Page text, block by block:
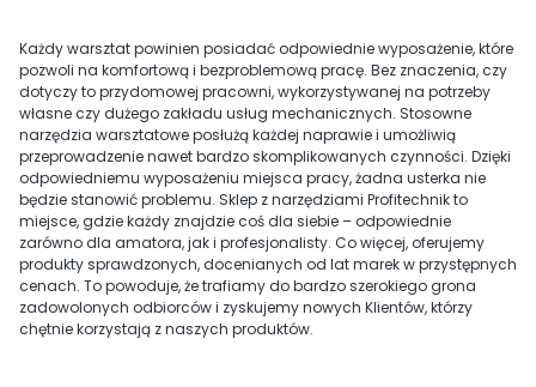
Każdy warsztat powinien posiadać odpowiednie wyposażenie, które
pozwoli na komfortową i bezproblemową pracę. Bez znaczenia, czy
dotyczy to przydomowej pracowni, wykorzystywanej na potrzeby
własne czy dużego zakładu usług mechanicznych. Stosowne
narzędzia warsztatowe posłużą każdej naprawie i umożliwią
przeprowadzenie nawet bardzo skomplikowanych czynności. Dzięki
odpowiedniemu wyposażeniu miejsca pracy, żadna usterka nie
będzie stanowić problemu. Sklep z narzędziami Profitechnik to
miejsce, gdzie każdy znajdzie coś dla siebie – odpowiednie
zarówno dla amatora, jak i profesjonalisty. Co więcej, oferujemy
produkty sprawdzonych, docenianych od lat marek w przystępnych
cenach. To powoduje, że trafiamy do bardzo szerokiego grona
zadowolonych odbiorców i zyskujemy nowych Klientów, którzy
chętnie korzystają z naszych produktów.